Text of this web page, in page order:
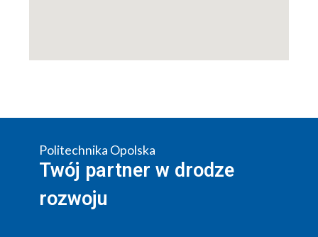
Politechnika Opolska
Twój partner w drodze
rozwoju